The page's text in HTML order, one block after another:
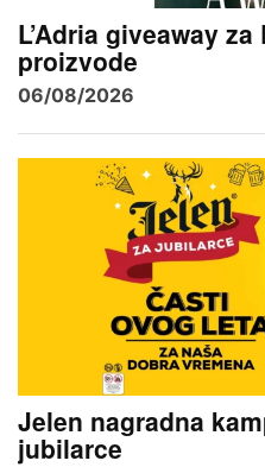
L’Adria giveaway za
proizvode
06/08/2026
Jelen nagradna
jubilarce